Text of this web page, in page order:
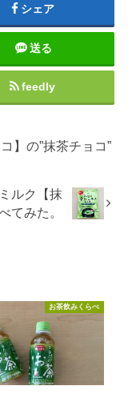
シェア
送る
feedly
】の”抹茶チョコ”
ルク【抹
てみた。
お茶飲みくらべ